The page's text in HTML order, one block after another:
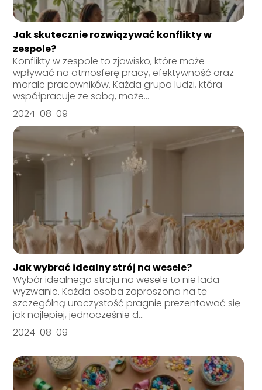
Jak skutecznie rozwiązywać konflikty w
zespole?
Konflikty w zespole to zjawisko, które może
wpływać na atmosferę pracy, efektywność oraz
morale pracowników. Każda grupa ludzi, która
współpracuje ze sobą, może...
2024-08-09
Jak wybrać idealny strój na wesele?
Wybór idealnego stroju na wesele to nie lada
wyzwanie. Każda osoba zaproszona na tę
szczególną uroczystość pragnie prezentować się
jak najlepiej, jednocześnie d...
2024-08-09